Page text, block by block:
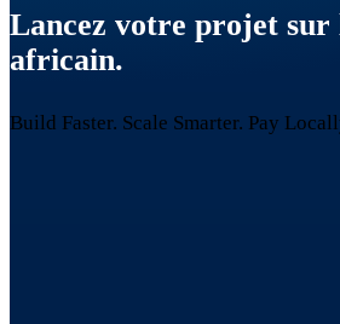
Lancez votre projet sur
africain.
Build Faster. Scale Smarter. Pay